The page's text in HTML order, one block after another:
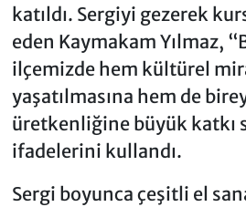
katıldı. Sergiyi gezerek
eden Kaymakam Yılmaz,
ilçemizde hem kültürel
yaşatılmasına hem de
üretkenliğine büyük katkı
ifadelerini kullandı.
Sergi boyunca çeşitli el